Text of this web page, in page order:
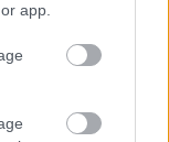
app.